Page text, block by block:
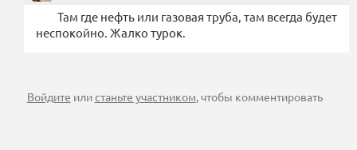
Там где нефть или газовая труба, там всегда будет
неспокойно. Жалко турок.
Войдите илистаньте участником, чтобы комментировать